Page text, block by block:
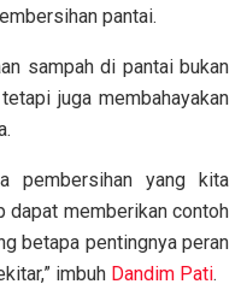
pantai.
sampah di pantai bukan
juga membahayakan
pembersihan yang kita
dapat memberikan contoh
betapa pentingnya peran
imbuh Dandim Pati.